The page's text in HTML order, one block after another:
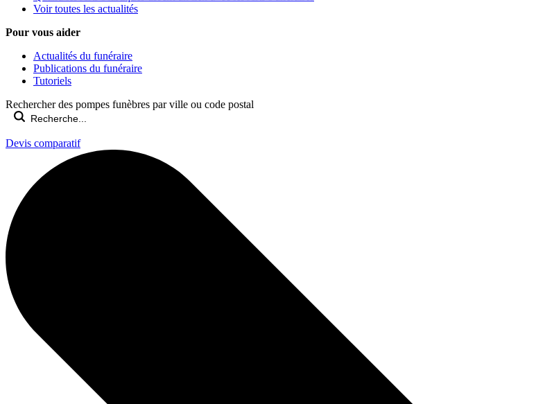
Voir toutes les actualités
Pour vous aider
Actualités du funéraire
Publications du funéraire
Tutoriels
Rechercher des pompes funèbres par ville ou code postal
Devis comparatif